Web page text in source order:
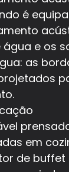
é
e os
as
em
de buffet